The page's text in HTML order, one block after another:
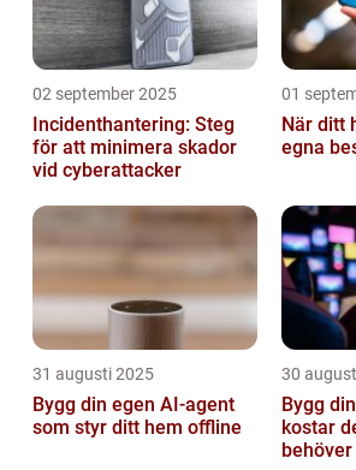
02 september 2025
Incidenthantering: Steg
för att minimera skador
vid cyberattacker
01
När ditt
egna
31 augusti 2025
Bygg din egen AI-agent
som styr ditt hem offline
30
Bygg
kostar